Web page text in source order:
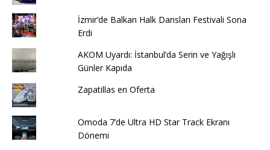
İzmir’de Balkan Halk Dansları Festivali Sona
Erdi
AKOM Uyardı: İstanbul’da Serin ve Yağışlı
Günler Kapıda
Zapatillas en Oferta
Omoda 7’de Ultra HD Star Track Ekranı
Dönemi